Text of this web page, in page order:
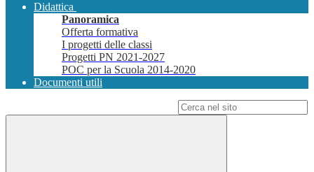
Didattica
Panoramica
Offerta formativa
I progetti delle classi
Progetti PN 2021-2027
POC per la Scuola 2014-2020
Documenti utili